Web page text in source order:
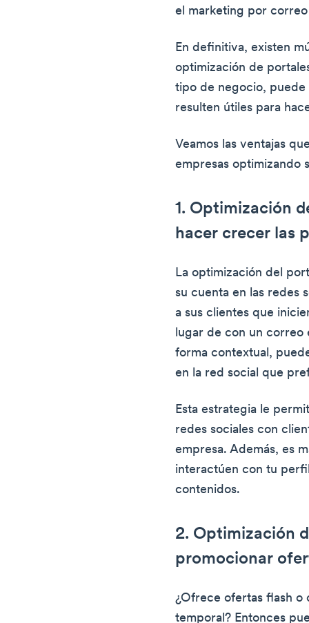
el marketing por
En definitiva, existen
optimización de
tipo de negocio,
resulten útiles para
Veamos las ventajas
empresas optimizando
1. Optimización
hacer crecer las
La optimización del
su cuenta en las redes
a sus clientes que
lugar de con un correo
forma contextual,
en la red social que
Esta estrategia le
redes sociales con
empresa. Además, es
interactúen con tu
contenidos.
2. Optimización
promocionar
¿Ofrece ofertas flash
temporal? Entonces